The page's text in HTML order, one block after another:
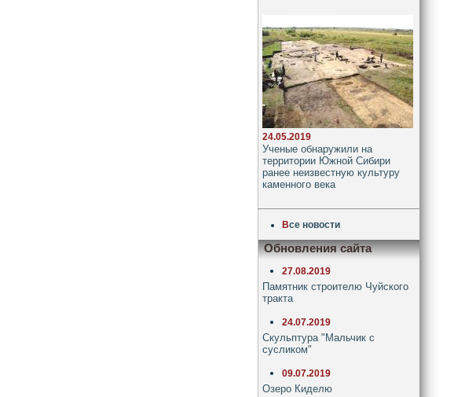
24.05.2019
Ученые обнаружили на
территории Южной Сибири
ранее неизвестную культуру
каменного века
Все новости
Обновления сайта
27.08.2019
Памятник строителю Чуйского
тракта
24.07.2019
Скульптура "Мальчик с
сусликом"
09.07.2019
Озеро Киделю